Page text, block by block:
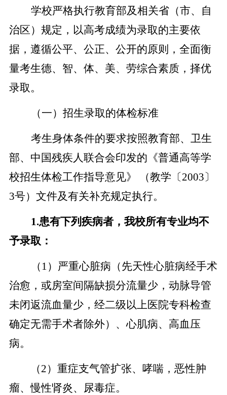
学校严格执行教育部及相关省（市、自
治区）规定，以高考成绩为录取的主要依
据，遵循公平、公正、公开的原则，全面衡
量考生德、智、体、美、劳综合素质，择优
录取。
（一）招生录取的体检标准
考生身体条件的要求按照教育部、卫生
部、中国残疾人联合会印发的《普通高等学
校招生体检工作指导意见》 （教学〔2003〕
3号）文件及有关补充规定执行。
1.患有下列疾病者，我校所有专业均不
予录取：
（1）严重心脏病（先天性心脏病经手术
治愈，或房室间隔缺损分流量少，动脉导管
未闭返流血量少，经二级以上医院专科检查
确定无需手术者除外）、心肌病、高血压
病。
（2）重症支气管扩张、哮喘，恶性肿
瘤、慢性肾炎、尿毒症。